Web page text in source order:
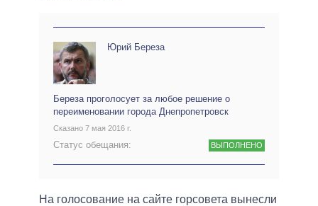
Юрий Береза
Береза проголосует за любое решение о
переименовании города Днепропетровск
Сказано 7 мая 2016 г.
Статус обещания: ВЫПОЛНЕНО
На голосование на сайте горсовета вынесли